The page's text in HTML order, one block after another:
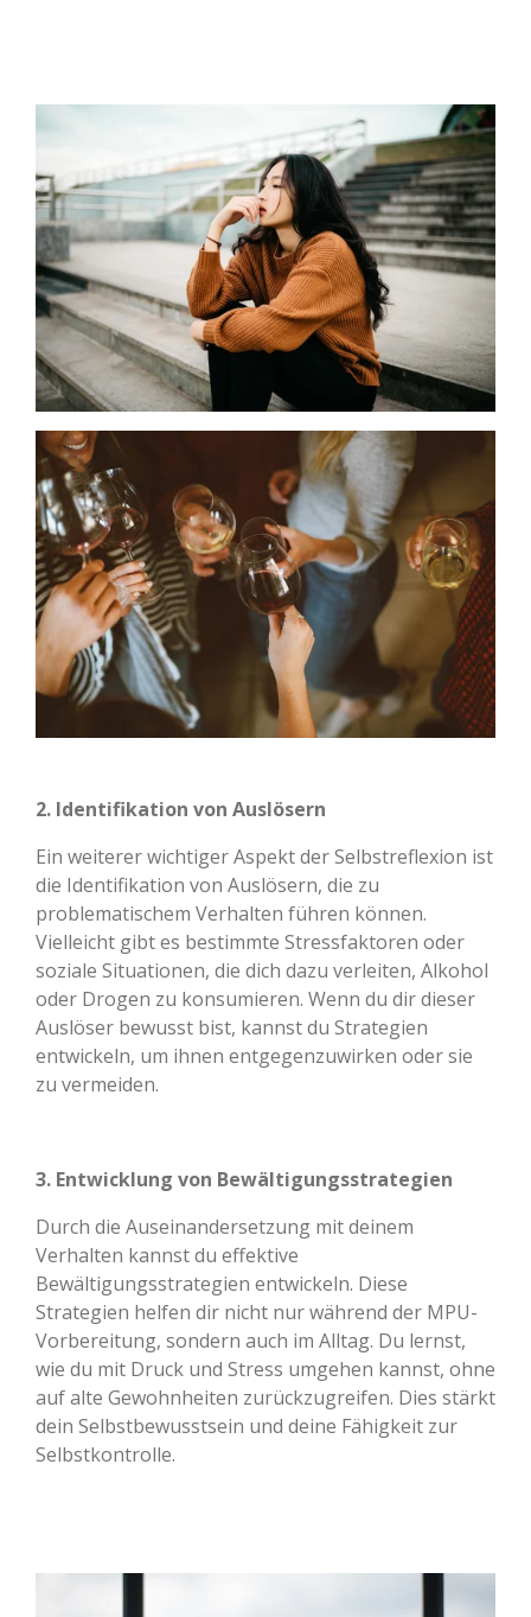
2. Identifikation von Auslösern
Ein weiterer wichtiger Aspekt der Selbstreflexion ist
die Identifikation von Auslösern, die zu
problematischem Verhalten führen können.
Vielleicht gibt es bestimmte Stressfaktoren oder
soziale Situationen, die dich dazu verleiten, Alkohol
oder Drogen zu konsumieren. Wenn du dir dieser
Auslöser bewusst bist, kannst du Strategien
entwickeln, um ihnen entgegenzuwirken oder sie
zu vermeiden.
3. Entwicklung von Bewältigungsstrategien
Durch die Auseinandersetzung mit deinem
Verhalten kannst du effektive
Bewältigungsstrategien entwickeln. Diese
Strategien helfen dir nicht nur während der MPU-
Vorbereitung, sondern auch im Alltag. Du lernst,
wie du mit Druck und Stress umgehen kannst, ohne
auf alte Gewohnheiten zurückzugreifen. Dies stärkt
dein Selbstbewusstsein und deine Fähigkeit zur
Selbstkontrolle.